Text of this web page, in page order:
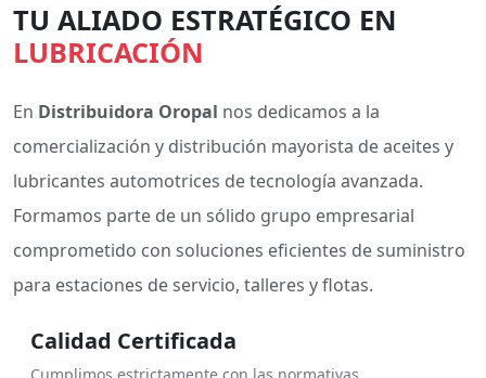
TU ALIADO ESTRATÉGICO EN
LUBRICACIÓN
En Distribuidora Oropal nos dedicamos a la
comercialización y distribución mayorista de aceites y
lubricantes automotrices de tecnología avanzada.
Formamos parte de un sólido grupo empresarial
comprometido con soluciones eficientes de suministro
para estaciones de servicio, talleres y flotas.
Calidad Certificada